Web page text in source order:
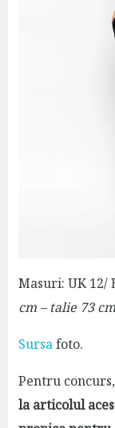
Masuri: UK 12/
cm – talie 73
Sursafoto.
Pentru
la articolul